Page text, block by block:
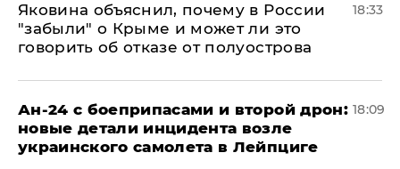
Яковина объяснил, почему в России
"забыли" о Крыме и может ли это
говорить об отказе от полуострова
18:33
Ан-24 с боеприпасами и второй дрон:
новые детали инцидента возле
украинского самолета в Лейпциге
18:09